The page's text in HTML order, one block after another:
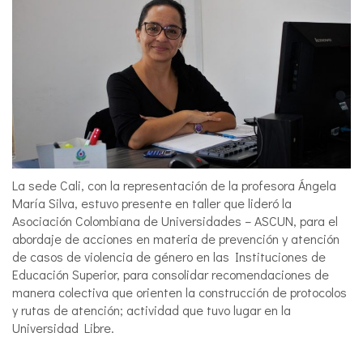
La sede Cali, con la representación de la profesora Ángela
María Silva, estuvo presente en taller que lideró la
Asociación Colombiana de Universidades – ASCUN, para el
abordaje de acciones en materia de prevención y atención
de casos de violencia de género en las Instituciones de
Educación Superior, para consolidar recomendaciones de
manera colectiva que orienten la construcción de protocolos
y rutas de atención; actividad que tuvo lugar en la
Universidad Libre.